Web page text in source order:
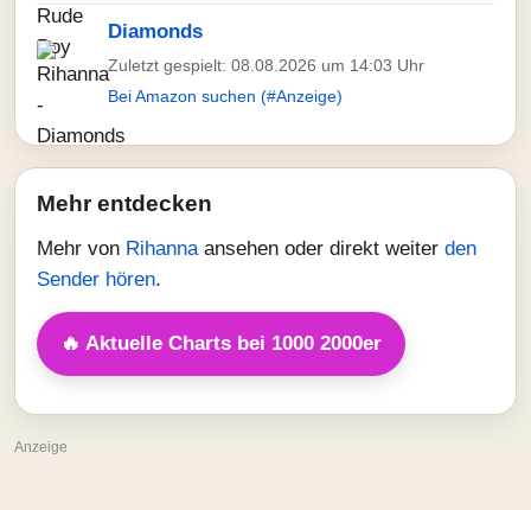
Diamonds
Zuletzt gespielt: 08.08.2026 um 14:03 Uhr
Bei Amazon suchen (#Anzeige)
Mehr entdecken
Mehr von Rihanna ansehen oder direkt weiter den
Sender hören.
🔥 Aktuelle Charts bei 1000 2000er
Anzeige